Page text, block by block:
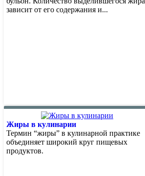
зависит от его содержания и...
Жиры в кулинарии
Термин “жиры” в кулинарной практике
объединяет широкий круг пищевых
продуктов.